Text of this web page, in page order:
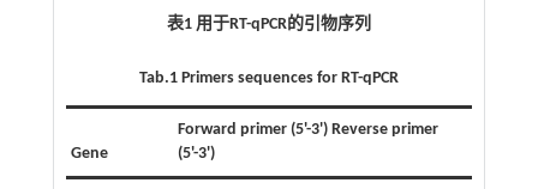
表1 用于RT-qPCR的引物序列
Tab.1 Primers sequences for RT-qPCR
Gene
Forward primer (5'-3') Reverse primer
(5'-3')